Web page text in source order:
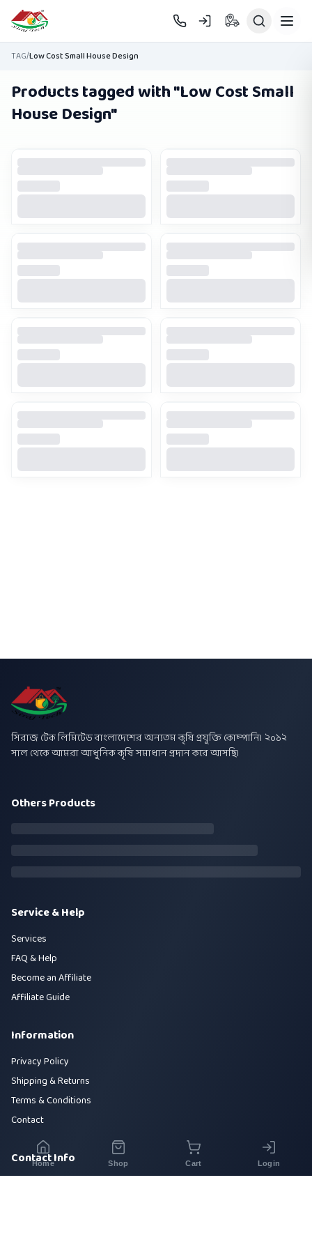
Skip to main content
TAG/Low Cost Small House Design
Products tagged with "Low Cost Small
House Design"
সিরাজ টেক লিমিটেড বাংলাদেশের অন্যতম কৃষি প্রযুক্তি কোম্পানি। ২০১২
সাল থেকে আমরা আধুনিক কৃষি সমাধান প্রদান করে আসছি।
Others Products
Service & Help
Services
FAQ & Help
Become an Affiliate
Affiliate Guide
Information
Privacy Policy
Shipping & Returns
Terms & Conditions
Contact
Contact Info
Home Shop Cart Login